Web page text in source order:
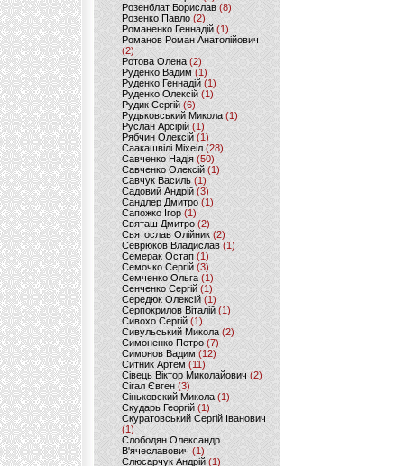
Розенблат Борислав (8)
Розенко Павло (2)
Романенко Геннадій (1)
Романов Роман Анатолійович
(2)
Ротова Олена(2)
Руденко Вадим (1)
Руденко Геннадій (1)
Руденко Олексій(1)
Рудик Сергій(6)
Рудьковський Микола (1)
Руслан Арсірій(1)
Рябчин Олексій (1)
Саакашвілі Міхеіл(28)
Савченко Надія (50)
Савченко Олексій(1)
Савчук Василь (1)
Садовий Андрій (3)
Сандлер Дмитро(1)
Сапожко Ігор(1)
Святаш Дмитро (2)
Святослав Олійник (2)
Севрюков Владислав (1)
Семерак Остап (1)
Семочко Сергій (3)
Семченко Ольга (1)
Сенченко Сергій(1)
Середюк Олексій(1)
Серпокрилов Віталій(1)
Сивохо Сергій(1)
Сивульський Микола(2)
Симоненко Петро(7)
Симонов Вадим (12)
Ситник Артем(11)
Сівець Віктор Миколайович(2)
Сігал Євген (3)
Сіньковский Микола(1)
Скударь Георгій (1)
Скуратовський Сергій Іванович
(1)
Слободян Олександр
В'ячеславович(1)
Слюсарчук Андрій(1)